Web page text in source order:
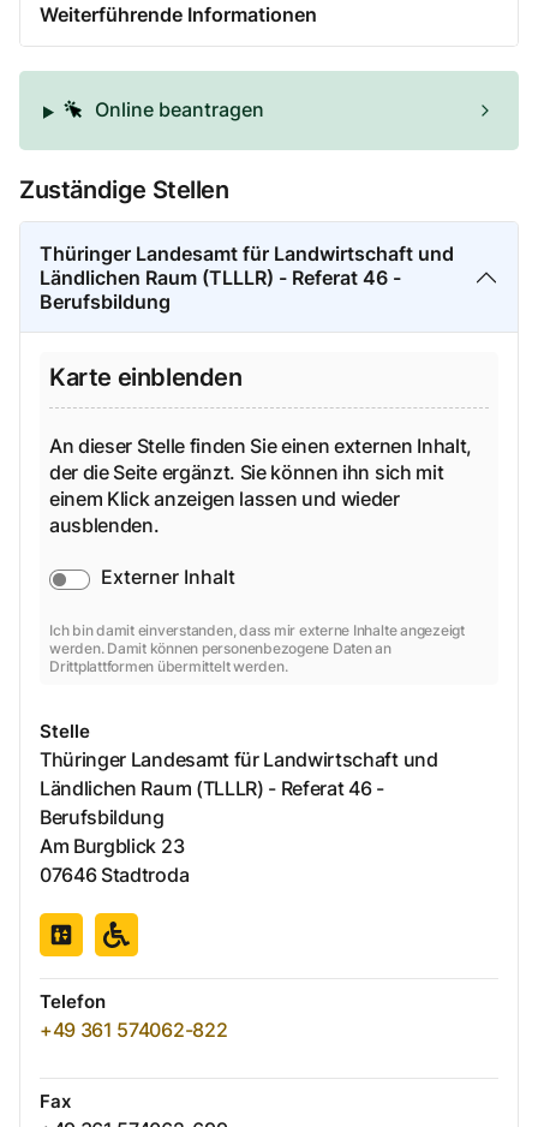
Weiterführende Informationen
Online beantragen
Zuständige Stellen
Thüringer Landesamt für Landwirtschaft und
Ländlichen Raum (TLLLR) - Referat 46 -
Berufsbildung
Karte einblenden
An dieser Stelle finden Sie einen externen Inhalt,
der die Seite ergänzt. Sie können ihn sich mit
einem Klick anzeigen lassen und wieder
ausblenden.
Externer Inhalt
Ich bin damit einverstanden, dass mir externe Inhalte angezeigt
werden. Damit können personenbezogene Daten an
Drittplattformen übermittelt werden.
Stelle
Thüringer Landesamt für Landwirtschaft und
Ländlichen Raum (TLLLR) - Referat 46 -
Berufsbildung
Am Burgblick 23
07646 Stadtroda
Telefon
+49 361 574062-822
Fax